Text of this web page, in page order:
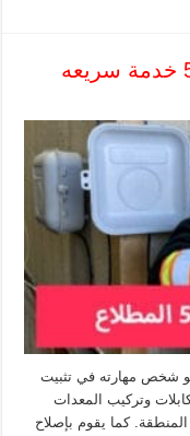
شخص مهارته في تثبيت
وتركيب المعدات
المنطقة. كما يقوم بإصلاح